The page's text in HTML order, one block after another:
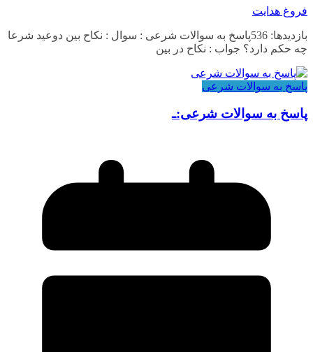
فروغ هدایت
بازدیدها: 536پاسخ به سوالات شرعی : سوال : نکاح بین دوعید شرعا
چه حکم دارد؟ جواب : نکاح در بین
پاسخ به سوالات شرعی
پاسخ به سوالات شرعی:ـ